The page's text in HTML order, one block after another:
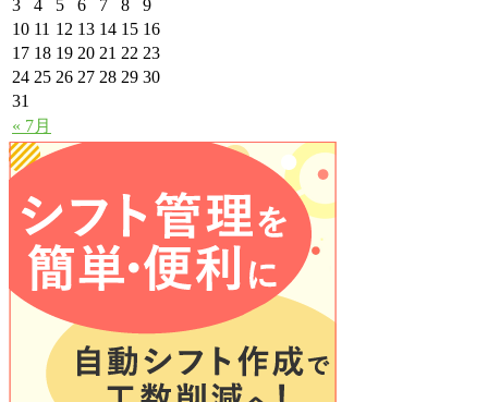
« 7月
3
4 5 6 7 8
9
10 11 12 13 14 15 16
17 18 19 20 21 22 23
24 25 26 27 28 29 30
31